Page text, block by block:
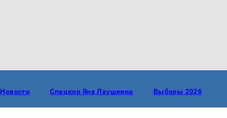
Новости Спецкор Яна Лаушкина Выборы 2026